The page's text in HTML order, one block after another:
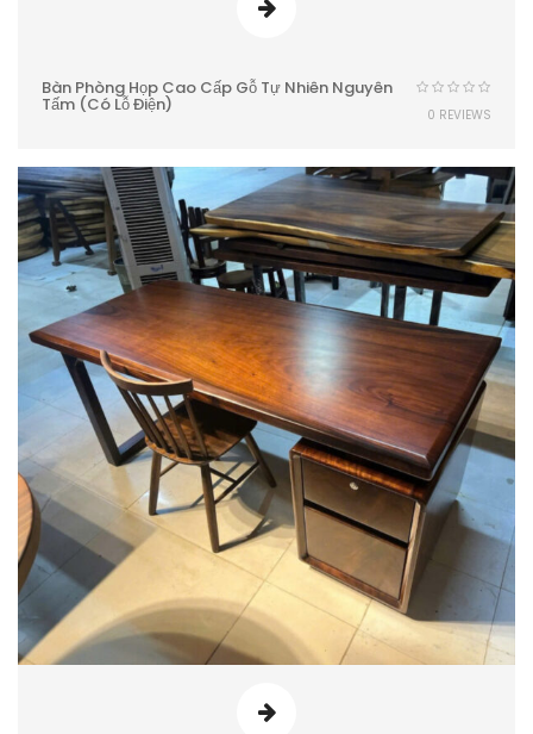
Bàn Phòng Họp Cao Cấp Gỗ Tự Nhiên Nguyên
Tấm (Có Lỗ Điện) 0 REVIEWS